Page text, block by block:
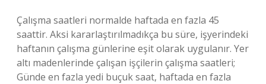
Çalışma saatleri normalde haftada en fazla 45
saattir. Aksi kararlaştırılmadıkça bu süre, işyerindeki
haftanın çalışma günlerine eşit olarak uygulanır. Yer
altı madenlerinde çalışan işçilerin çalışma saatleri;
Günde en fazla yedi buçuk saat, haftada en fazla